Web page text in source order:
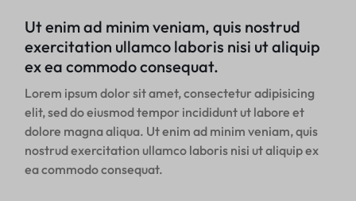
Ut enim ad minim veniam, quis nostrud
exercitation ullamco laboris nisi ut aliquip
ex ea commodo consequat.
Lorem ipsum dolor sit amet, consectetur adipisicing
elit, sed do eiusmod tempor incididunt ut labore et
dolore magna aliqua. Ut enim ad minim veniam, quis
nostrud exercitation ullamco laboris nisi ut aliquip ex
ea commodo consequat.